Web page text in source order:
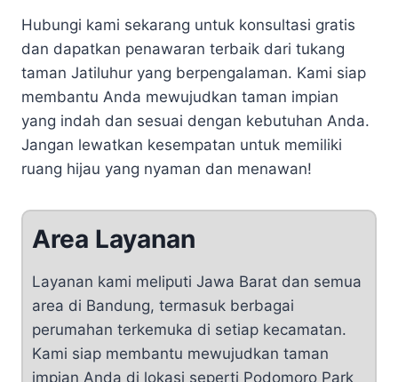
Hubungi kami sekarang untuk konsultasi gratis
dan dapatkan penawaran terbaik dari tukang
taman Jatiluhur yang berpengalaman. Kami siap
membantu Anda mewujudkan taman impian
yang indah dan sesuai dengan kebutuhan Anda.
Jangan lewatkan kesempatan untuk memiliki
ruang hijau yang nyaman dan menawan!
Area Layanan
Layanan kami meliputi Jawa Barat dan semua
area di Bandung, termasuk berbagai
perumahan terkemuka di setiap kecamatan.
Kami siap membantu mewujudkan taman
impian Anda di lokasi seperti Podomoro Park